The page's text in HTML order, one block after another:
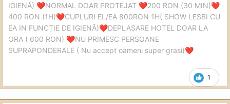
1
IGIENĂ) ❤️NORMAL DOAR PROTEJAT ❤️200 RON (30 MIN)❤️
400 RON (1H)❤️CUPLURI EL/EA 800RON 1H( SHOW LESBI CU
EA IN FUNCȚIE DE IGIENĂ)❤️DEPLASARE HOTEL DOAR LA
ORA ( 600 RON) ❤️NU PRIMESC PERSOANE
SUPRAPONDERALE ( Nu accept oameni super grasi)❤️